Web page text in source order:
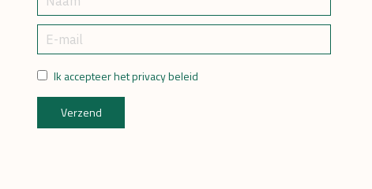
Ik accepteer het privacy beleid
Verzend